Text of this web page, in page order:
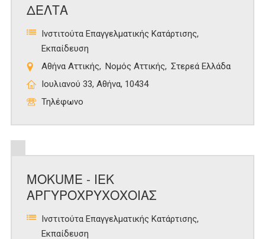
ΔΕΛΤΑ
Ινστιτούτα Επαγγελματικής Κατάρτισης
Εκπαίδευση
Αθήνα Αττικής
Νομός Αττικής
Στερεά Ελλάδα
Ιουλιανού 33, Αθήνα, 10434
Τηλέφωνο
MOKUME - ΙΕΚ
ΑΡΓΥΡΟΧΡΥΧΟΧΟΙΑΣ
Ινστιτούτα Επαγγελματικής Κατάρτισης
Εκπαίδευση